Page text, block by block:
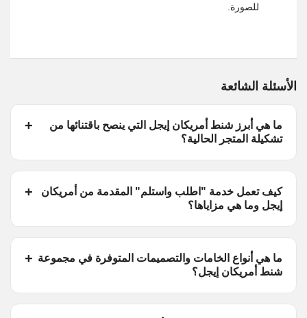
للصورة.
الأسئلة الشائعة
ما هي أبرز شنط أمريكان إيجل التي ينصح باقتنائها من
تشكيلة المتجر الحالية؟
كيف تعمل خدمة "اطلب واستلم" المقدمة من أمريكان
إيجل وما هي مزاياها؟
ما هي أنواع الخامات والتصميمات المتوفرة في مجموعة
شنط أمريكان إيجل؟